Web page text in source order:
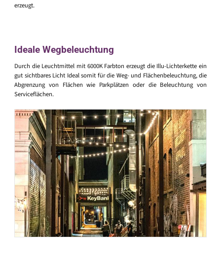
erzeugt.
Ideale Wegbeleuchtung
Durch die Leuchtmittel mit 6000K Farbton erzeugt die Illu-Lichterkette ein
gut sichtbares Licht Ideal somit für die Weg- und Flächenbeleuchtung, die
Abgrenzung von Flächen wie Parkplätzen oder die Beleuchtung von
Serviceflächen.